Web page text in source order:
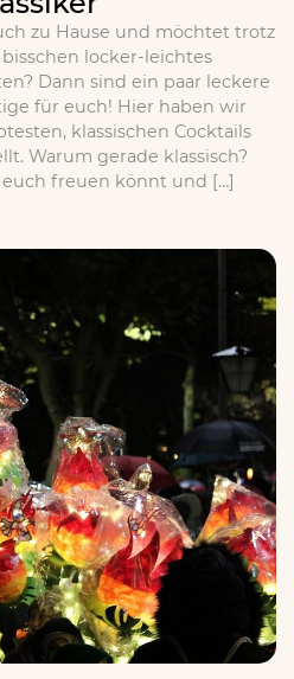
zu Hause und möchtet trotz
locker-leichtes
Dann sind ein paar leckere
für euch! Hier haben wir
klassischen Cocktails
Warum gerade klassisch?
freuen könnt und […]